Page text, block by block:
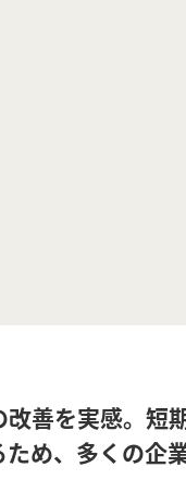
善を実感。短
め、多くの企